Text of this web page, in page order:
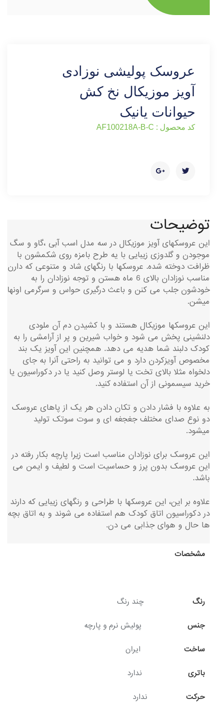
عروسک پولیشی نوزادی
آویز موزیکال نخ کش
حیوانات یانیک
کد محصول : AF100218A-B-C
توضیحات
این عروسکهای آویز موزیکال در سه مدل اسب آبی ،گاو و سگ
موجودن و گلدوزی زیبایی با یه طرح بامزه روی شکمشون با
ظرافت دوخته شده. عروسکها با رنگهای شاد و متنوعی که دارن
مناسب نوزادان بالای 6 ماه هستن و توجه نوزادان را به
خودشون جلب می کنن و باعث درگیری حواس و سرگرمی اونها
میشن.
این عروسکها موزیکال هستند و با کشیدن دم آن ملودی
دلنشینی پخش می شود و خواب شیرین و پر از آرامشی را به
کودک دلبند شما هدیه می دهد. همچنین این آویز یک بند
مخصوص آویزکردن دارد و می توانید به راحتی آنرا به جای
دلخواه مثلا بالای تخت یا لوستر وصل کنید یا در دکوراسیون یا
خرید سیسمونی از آن استفاده کنید.
به علاوه با فشار دادن و تکان دادن هر یک از پاهای عروسک
دو نوع صدای مختلف جغجغه ای و سوت سوتک تولید
میشود.
این عروسک برای نوزادان مناسب است زیرا پارچه بکار رفته در
این عروسک بدون پرز و حساسیت است و لطیف و ایمن می
باشد.
علاوه بر این، این عروسکها با طراحی و رنگهای زیبایی که دارند
در دکوراسیون اتاق کودک هم استفاده می شوند و به اتاق بچه
ها حال و هوای جذابی می دن.
مشخصات
رنگ چند رنگ
جنس پولیش نرم و پارچه
ساخت ایران
باتری ندارد
حرکت ندارد